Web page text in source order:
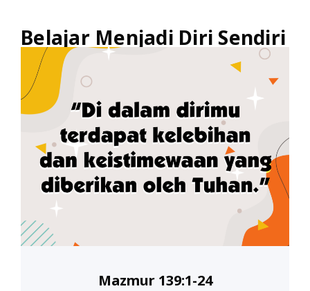
Belajar Menjadi Diri Sendiri
Mazmur 139:1-24